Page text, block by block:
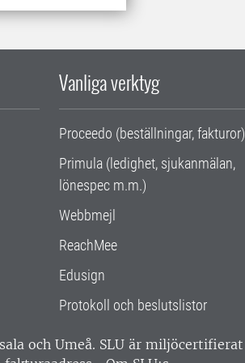
Vanliga verktyg
Proceedo (beställningar, fakturor)
Primula (ledighet, sjukanmälan,
lönespec m.m.)
Webbmejl
ReachMee
Edusign
Protokoll och beslutslistor
och Umeå. SLU är miljöcertifierat